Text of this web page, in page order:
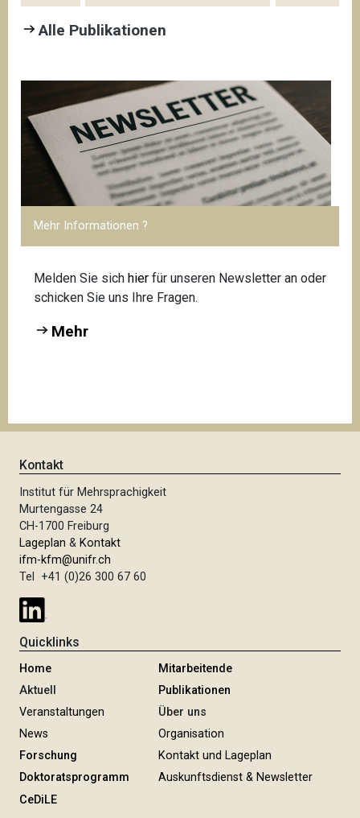
Alle Publikationen
Mehr Informationen ?
Melden Sie sich hier für unseren Newsletter an oder
schicken Sie uns Ihre Fragen.
Mehr
Kontakt
Institut für Mehrsprachigkeit
Murtengasse 24
CH-1700 Freiburg
Lageplan & Kontakt
ifm-kfm@unifr.ch
Tel +41 (0)26 300 67 60
Quicklinks
Home
Aktuell
Veranstaltungen
News
Forschung
Doktoratsprogramm
CeDiLE
Mitarbeitende
Publikationen
Über uns
Organisation
Kontakt und Lageplan
Auskunftsdienst & Newsletter